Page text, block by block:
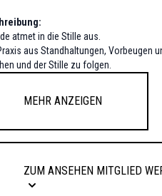
atmet in die Stille aus.
aus Standhaltungen, Vorbeugen
und der Stille zu folgen.
Mehr anzeigen
Zum Ansehen Mitglied